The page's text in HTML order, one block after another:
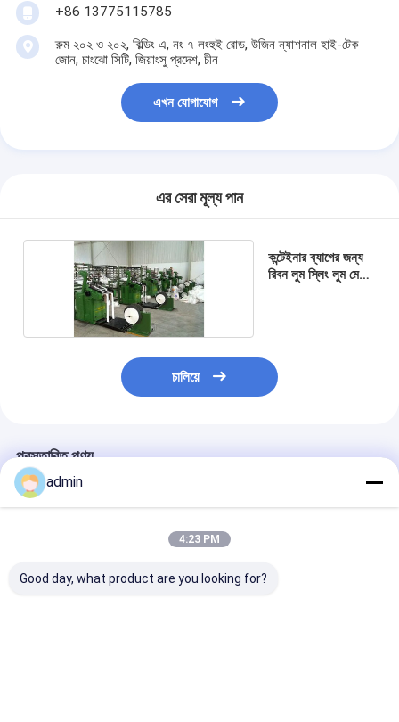
+86 13775115785
রুম ২০২ ও ২০২, বিল্ডিং এ, নং ৭ লংহুই রোড, উজিন ন্যাশনাল হাই-টেক
জোন, চাংঝো সিটি, জিয়াংসু প্রদেশ, চীন
এখন যোগাযোগ
এর সেরা মূল্য পান
কন্টেইনার ব্যাগের জন্য
রিবন লুম স্লিং লুম মেকিং
চালিয়ে
প্রস্তাবিত পণ্য
admin
4:23 PM
Good day, what product are you looking for?